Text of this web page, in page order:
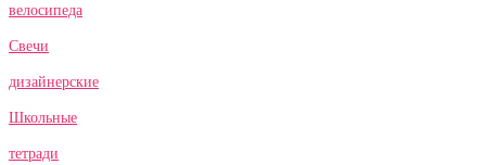
велосипеда
Свечи
дизайнерские
Школьные
тетради